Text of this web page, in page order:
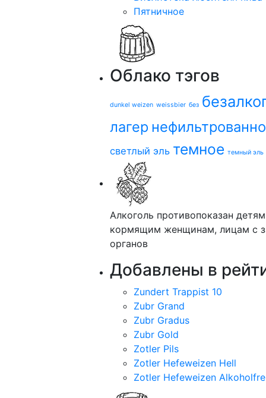
Пятничное
Облако тэгов
dunkel weizen weissbier без
лагер
светлый эль темное темный эль
Алкоголь противопоказан
кормящим женщинам, лицам с
органов
Добавлены в
Zundert Trappist 10
Zubr Grand
Zubr Gradus
Zubr Gold
Zotler Pils
Zotler Hefeweizen Hell
Zotler Hefeweizen